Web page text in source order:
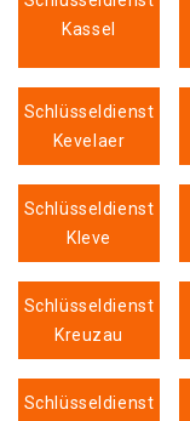
Kassel
Schlüsseldienst
Kevelaer
Schlüsseldienst
Kleve
Schlüsseldienst
Kreuzau
Schlüsseldienst